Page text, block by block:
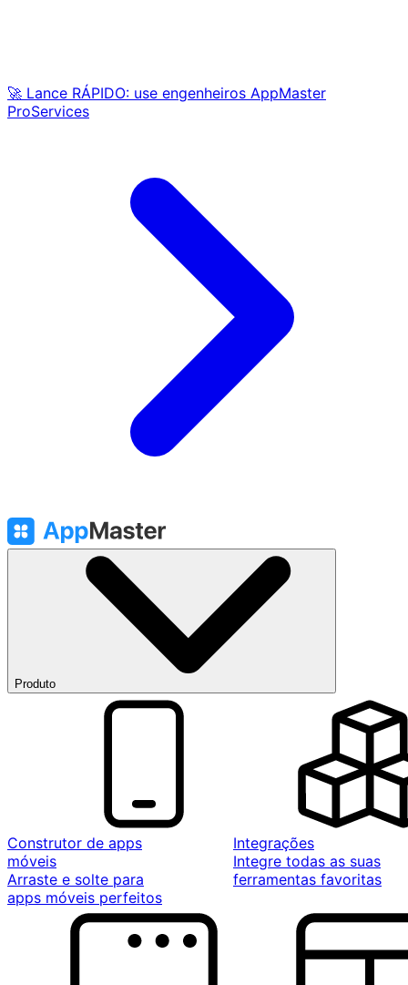
🚀 Lance RÁPIDO: use engenheiros AppMaster
ProServices
Produto
Construtor de apps
móveis
Arraste e solte para
apps móveis perfeitos
Integrações
Integre todas as suas
ferramentas favoritas